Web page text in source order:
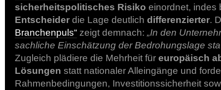
sicherheitspolitisches Risiko einordnet, indes
Entscheider die Lage deutlich differenzierter.
Branchenpuls“ zeigt demnach: „In den
sachliche Einschätzung der Bedrohungslage
Zugleich plädiere die Mehrheit für europäisch
Lösungen statt nationaler Alleingänge und
Rahmenbedingungen, Investitionssicherheit